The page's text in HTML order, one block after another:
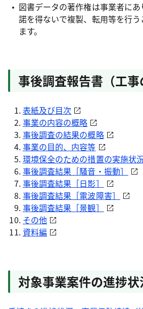
図書データの著作権は事業者に
諾を得ないで複製、転用等を行
ます。
事後調査報告書（工事
表紙及び目次
事業の内容の概略
事後調査の結果の概略
事業の目的、内容等
環境保全のための措置の実施状
事後調査結果［騒音・振動］
事後調査結果［日影］
事後調査結果［電波障害］
事後調査結果［景観］
その他
資料編
対象事業案件の進捗状